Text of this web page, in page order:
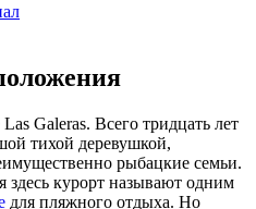
Galeras. Всего тридцать лет
тихой деревушкой,
рыбацкие семьи.
курорт называют одним
для пляжного отдыха. Но